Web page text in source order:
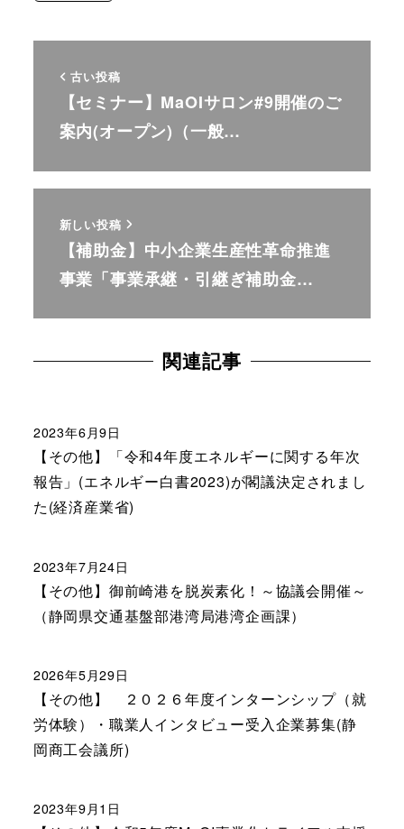
古い投稿
【セミナー】MaOIサロン#9開催のご
案内(オープン)（一般…
新しい投稿
【補助金】中小企業生産性革命推進
事業「事業承継・引継ぎ補助金…
関連記事
【その他】「令和4年度エネルギーに関する年次
報告」(エネルギー白書2023)が閣議決定されまし
た(経済産業省)
2023年6月9日
【その他】御前崎港を脱炭素化！～協議会開催～
（静岡県交通基盤部港湾局港湾企画課）
2023年7月24日
【その他】 ２０２６年度インターンシップ（就
労体験）・職業人インタビュー受入企業募集(静
岡商工会議所)
2026年5月29日
2023年9月1日